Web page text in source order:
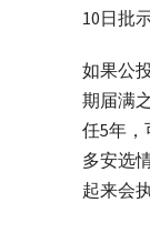
10日批
如果公
期届满
任5年
多安选
起来会